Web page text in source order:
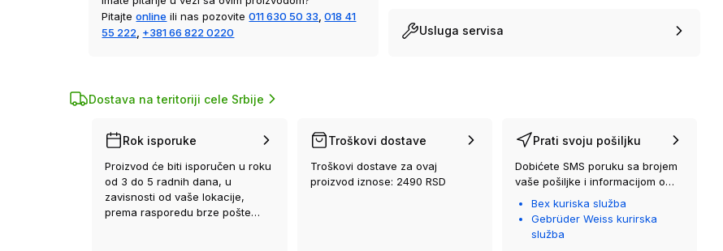
Pitajte online ili nas pozovite 011 630 50 33 018 41
55 222 +381 66 822 0220 Usluga servisa
Dostava na teritoriji cele Srbije
Rok isporuke
Proizvod će biti isporučen u roku
od 3 do 5 radnih dana, u
zavisnosti od vaše lokacije,
prema rasporedu brze pošte
Troškovi dostave
Troškovi dostave za ovaj
proizvod iznose: 2490 RSD
Prati svoju pošiljku
Dobićete SMS poruku sa brojem
vaše pošiljke i informacijom o
kurirskoj službi koja će vam je
Bex kuriska služba
Gebrüder Weiss kurirska
služba